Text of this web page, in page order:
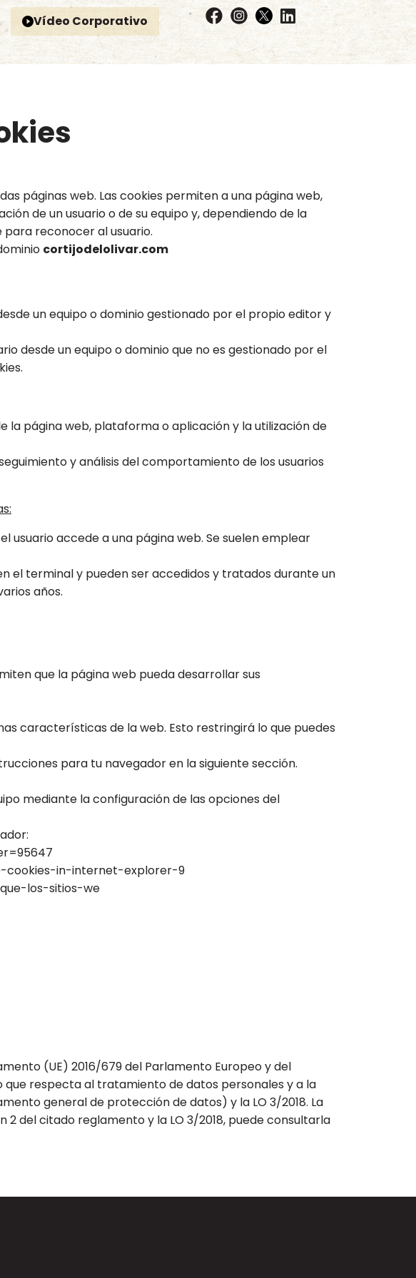
Vídeo Corporativo
páginas web. Las cookies permiten a una página web,
de un usuario o de su equipo y, dependiendo de la
reconocer al usuario.
cortijodelolivar.com
un equipo o dominio gestionado por el propio editor y
desde un equipo o dominio que no es gestionado por el
la página web, plataforma o aplicación y la utilización de
y análisis del comportamiento de los usuarios
usuario accede a una página web. Se suelen emplear
el terminal y pueden ser accedidos y tratados durante un
años.
que la página web pueda desarrollar sus
características de la web. Esto restringirá lo que puedes
para tu navegador en la siguiente sección.
mediante la configuración de las opciones del
cookies-in-internet-explorer-9
los-sitios-we
(UE) 2016/679 del Parlamento Europeo y del
que respecta al tratamiento de datos personales y a la
general de protección de datos) y la LO 3/2018. La
del citado reglamento y la LO 3/2018, puede consultarla